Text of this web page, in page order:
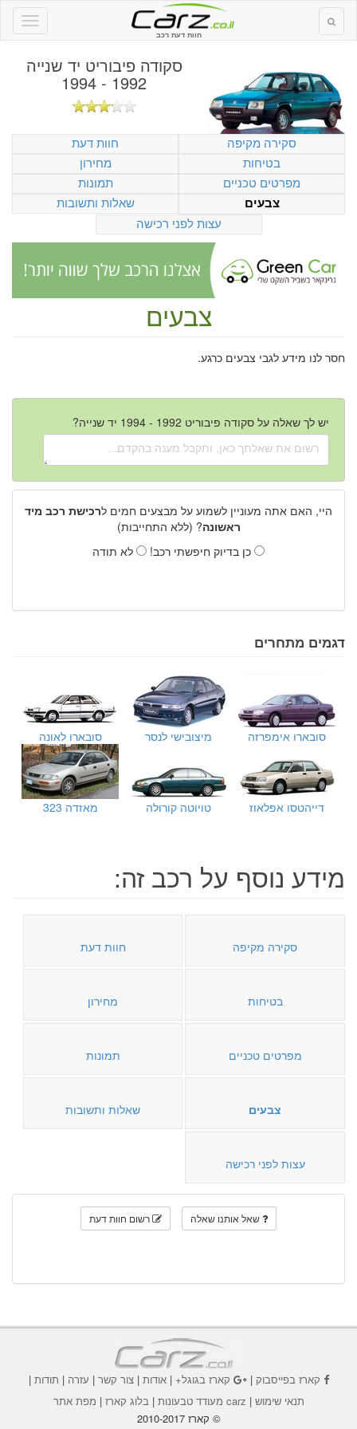
חוות דעת רכב
סקודה פיבוריט יד שנייה
1992 - 1994
סקירה מקיפה
חוות דעת
בטיחות
מחירון
מפרטים טכניים
תמונות
צבעים
שאלות ותשובות
עצות לפני רכישה
צבעים
חסר לנו מידע לגבי צבעים כרגע.
יש לך שאלה על סקודה פיבוריט 1992 - 1994 יד שנייה?
היי, האם אתה מעוניין לשמוע על מבצעים חמים לרכישת רכב מיד
ראשונה? (ללא התחייבות)
כן בדיוק חיפשתי רכב!
לא תודה
דגמים מתחרים
סובארו אימפרזה מיצובישי לנסר סובארו לאונה
דייהטסו אפלאוז טויוטה קורולה מאזדה 323
מידע נוסף על רכב זה:
סקירה מקיפה חוות דעת
בטיחות מחירון
מפרטים טכניים תמונות
צבעים שאלות ותשובות
עצות לפני רכישה
שאל אותנו שאלה רשום חוות דעת
קארז בפייסבוק| קארז בגוגל+|אודות |צור קשר | עזרה | תודות |
תנאי שימוש | carz מעודד טבעונות | בלוג קארז | מפת אתר
© קארז 2010-2017